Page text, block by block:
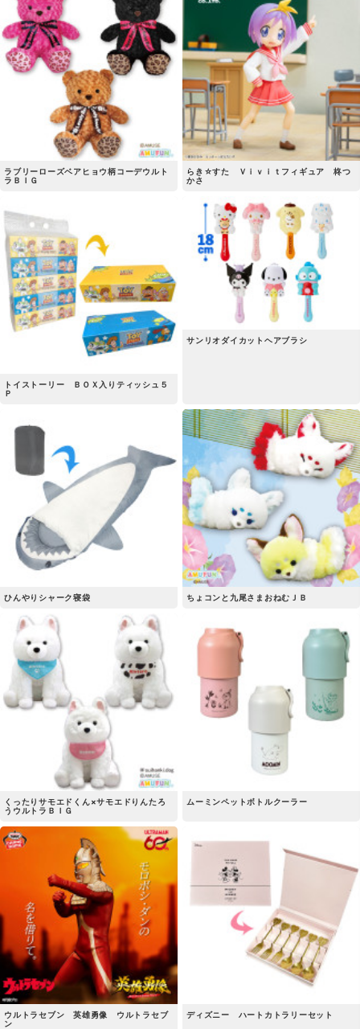
ラブリーローズベアヒョウ柄コーデウルト
ラＢＩＧ
らき☆すた Ｖｉｖｉｔフィギュア 柊つ
かさ
トイストーリー ＢＯＸ入りティッシュ５
Ｐ
サンリオダイカットヘアブラシ
ひんやりシャーク寝袋 ちょコンと九尾さまおねむＪＢ
くったりサモエドくん×サモエドりんたろ
うウルトラＢＩＧ
ムーミンペットボトルクーラー
ウルトラセブン 英雄勇像 ウルトラセブ
ン
ディズニー ハートカトラリーセット